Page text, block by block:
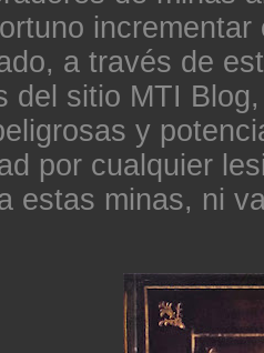
a través de
del sitio MTI
y
por cualquier
estas minas, ni